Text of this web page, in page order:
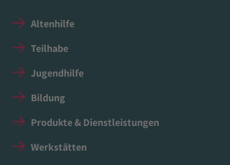
Altenhilfe
Teilhabe
Jugendhilfe
Bildung
Produkte & Dienstleistungen
Werkstätten